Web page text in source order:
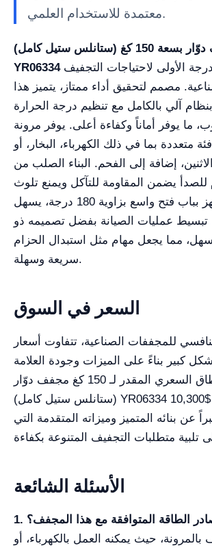
معتمدة للاستخدام العلمي.
مجفف دوّار بسعة 150 كغ (ستانلس ستيل كامل)
YR06334كحل من الدرجة الأولى لاحتياجات التجفيف
مصمم لتحقيق أداء ممتاز، يتميز هذا
آلي بالكامل مع تنظيم درجة الحرارة
ما يوفر أماناً وكفاءة أعلى. يوفر مرونة
متعددة بما في ذلك الكهرباء، البخار، أو
إضافة إلى الفحم. البناء الصلب من
للصدأ يضمن المقاومة للتآكل ويمنع تلوث
الأقمشة. مجهز بباب فتح واسع بزاوية 180 درجة، يسهل
تبسيط عمليات الصيانة بفضل تصميمه ذو
مما يجعل مهام مثل استبدال الحزام
سريعة وسهلة.
السعر في السوق
للمجففات الصناعية، تتفاوت أسعار
كبير بناءً على الميزات وجودة العلامة
التجارية. النطاق السعري المقدر لـ 150 كغ مجفف دوّار
(ستانلس ستيل كامل) YR06334 هو تقريباً من $10,300
معبراً عن بنائه المتميز وميزاته المتقدمة التي
الأسئلة الشائعة
الطاقة المتوافقة مع هذا المجفف؟
بالمرونة، حيث يمكنه العمل بالكهرباء، أو